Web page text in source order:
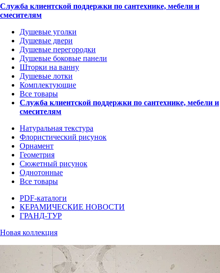
Служба клиентской поддержки по сантехнике, мебели и
смесителям
Душевые уголки
Душевые двери
Душевые перегородки
Душевые боковые панели
Шторки на ванну
Душевые лотки
Комплектующие
Все товары
Служба клиентской поддержки по сантехнике, мебели и
смесителям
Натуральная текстура
Флористический рисунок
Орнамент
Геометрия
Сюжетный рисунок
Однотонные
Все товары
PDF-каталоги
КЕРАМИЧЕСКИЕ НОВОСТИ
ГРАНД-ТУР
Новая коллекция